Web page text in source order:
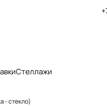
Стеллажи
- стекло)